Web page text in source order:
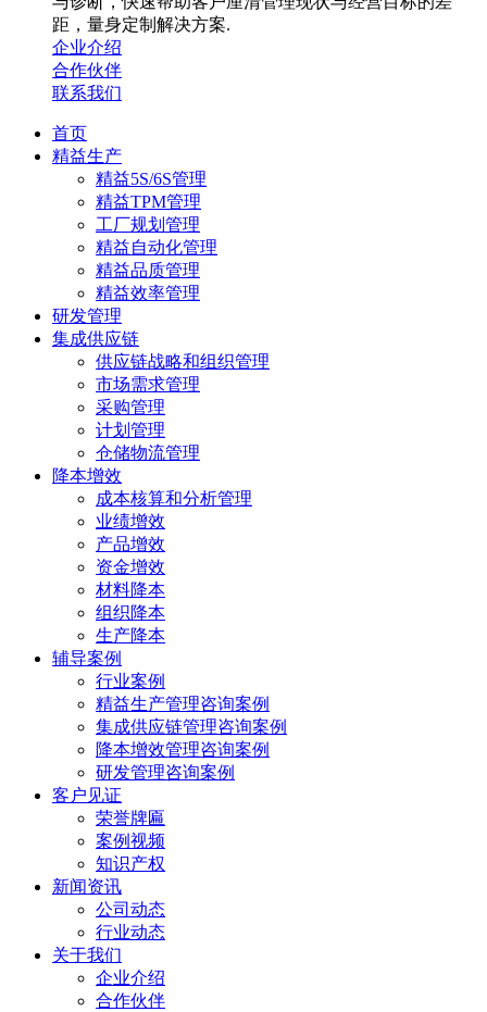
距，量身定制解决方案.
企业介绍
合作伙伴
联系我们
首页
精益生产
精益5S/6S管理
精益TPM管理
工厂规划管理
精益自动化管理
精益品质管理
精益效率管理
研发管理
集成供应链
供应链战略和组织管理
市场需求管理
采购管理
计划管理
仓储物流管理
降本增效
成本核算和分析管理
业绩增效
产品增效
资金增效
材料降本
组织降本
生产降本
辅导案例
行业案例
精益生产管理咨询案例
集成供应链管理咨询案例
降本增效管理咨询案例
研发管理咨询案例
客户见证
荣誉牌匾
案例视频
知识产权
新闻资讯
公司动态
行业动态
关于我们
企业介绍
合作伙伴